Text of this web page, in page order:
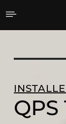
QPS
QPS